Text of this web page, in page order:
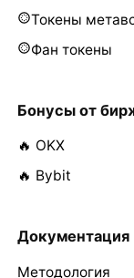
Токены
Фан токены
Бонусы от
🔥 OKX
🔥 Bybit
Документация
Методология